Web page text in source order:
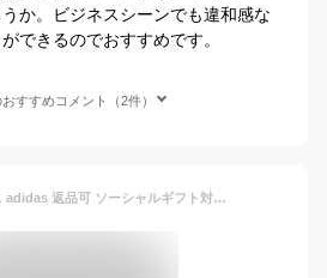
か。ビジネスシーンでも違和感な
できるのでおすすめです。
すすめコメント（2件）
【公式】アディダス adidas 返品可 ソーシャルギフト対象 ラッピング不可 ライフスタイル スタンスミス / Stan Smith オリジナルス ユニセックス シューズ・靴 スニーカー 黒 ブラック M20327 ローカット ビジネス オフィス